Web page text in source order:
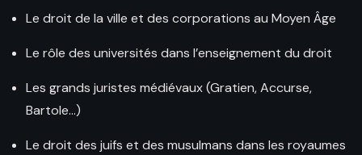
Le droit de la ville et des corporations au Moyen Âge
Le rôle des universités dans l’enseignement du droit
Les grands juristes médiévaux (Gratien, Accurse,
Bartole…)
Le droit des juifs et des musulmans dans les royaumes